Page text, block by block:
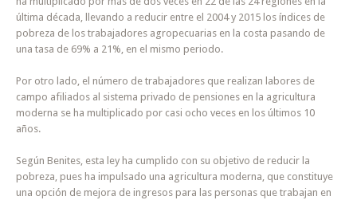
última década, llevando a reducir entre el 2004 y 2015 los índices de
pobreza de los trabajadores agropecuarias en la costa pasando de
una tasa de 69% a 21%, en el mismo periodo.
Por otro lado, el número de trabajadores que realizan labores de
campo afiliados al sistema privado de pensiones en la agricultura
moderna se ha multiplicado por casi ocho veces en los últimos 10
años.
Según Benites, esta ley ha cumplido con su objetivo de reducir la
pobreza, pues ha impulsado una agricultura moderna, que constituye
una opción de mejora de ingresos para las personas que trabajan en